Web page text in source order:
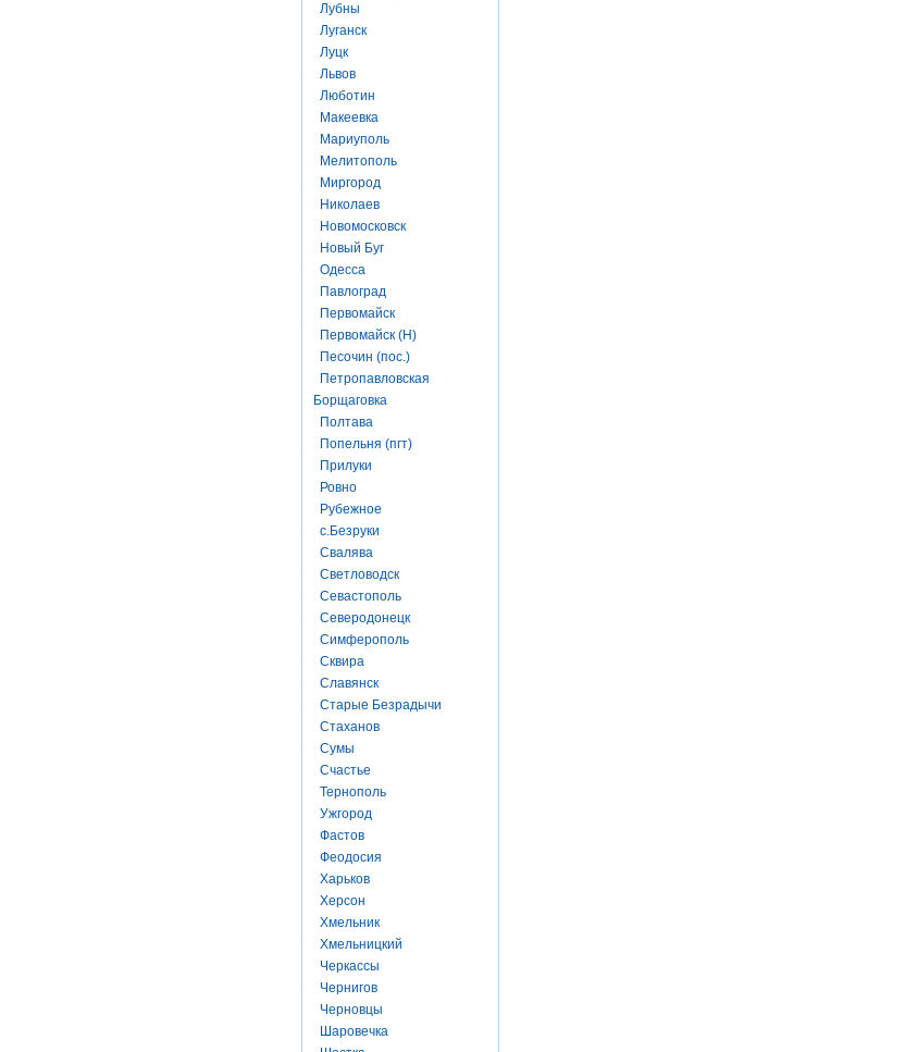
Лубны
Луганск
Луцк
Львов
Люботин
Макеевка
Мариуполь
Мелитополь
Миргород
Николаев
Новомосковск
Новый Буг
Одесса
Павлоград
Первомайск
Первомайск (Н)
Песочин (пос.)
Петропавловская
Борщаговка
Полтава
Попельня (пгт)
Прилуки
Ровно
Рубежное
с.Безруки
Свалява
Светловодск
Севастополь
Северодонецк
Симферополь
Сквира
Славянск
Старые Безрадычи
Стаханов
Сумы
Счастье
Тернополь
Ужгород
Фастов
Феодосия
Харьков
Херсон
Хмельник
Хмельницкий
Черкассы
Чернигов
Черновцы
Шаровечка